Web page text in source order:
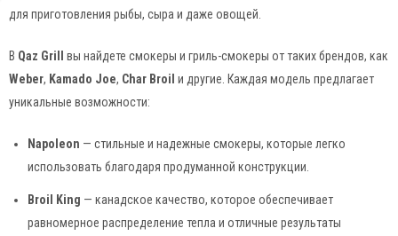
для приготовления рыбы, сыра и даже овощей.
В Qaz Grill
вы найдете смокеры и гриль-смокеры от таких брендов, как
Weber, Kamado Joe, Char Broil и другие. Каждая модель предлагает
уникальные возможности:
Napoleon — стильные и надежные смокеры, которые легко
использовать благодаря продуманной конструкции.
Broil King — канадское качество, которое обеспечивает
равномерное распределение тепла и отличные результаты